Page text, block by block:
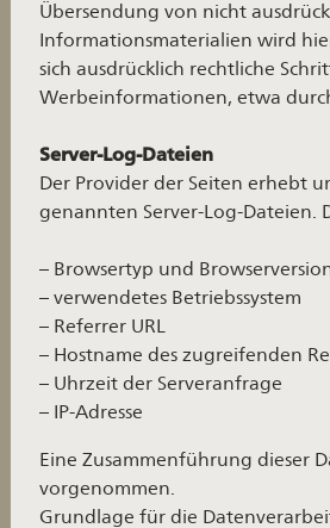
Übersendung von nicht
Informationsmaterialien wird
sich ausdrücklich rechtliche
Werbeinformationen, etwa
Server-Log-Dateien
Der Provider der Seiten erhebt
genannten Server-Log-Dateien.
– Browsertyp und
– verwendetes Betriebssystem
– Referrer URL
– Hostname des zugreifenden
– Uhrzeit der Serveranfrage
– IP-Adresse
Eine Zusammenführung dieser
vorgenommen.
Grundlage für die